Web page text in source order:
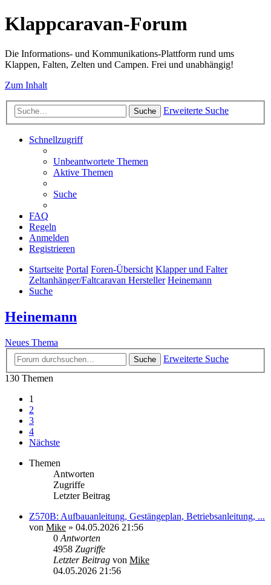
Klappcaravan-Forum
Die Informations- und Kommunikations-Plattform rund ums
Klappen, Falten, Zelten und Campen. Frei und unabhängig!
Zum Inhalt
Suche Erweiterte Suche
Schnellzugriff
Unbeantwortete Themen
Aktive Themen
Suche
FAQ
Regeln
Anmelden
Registrieren
Startseite Portal Foren-Übersicht Klapper und Falter
Zeltanhänger/Faltcaravan Hersteller Heinemann
Suche
Heinemann
Neues Thema
Suche
Erweiterte Suche
130 Themen
1
2
3
4
Nächste
Themen
Antworten
Zugriffe
Letzter Beitrag
Z570B: Aufbauanleitung, Gestängeplan, Betriebsanleitung, ...
von Mike » 04.05.2026 21:56
0 Antworten
4958 Zugriffe
Letzter Beitrag von Mike
04.05.2026 21:56